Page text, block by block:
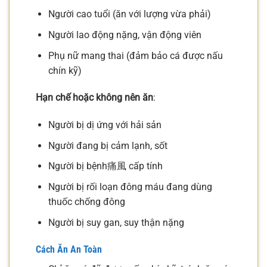
Người cao tuổi (ăn với lượng vừa phải)
Người lao động nặng, vận động viên
Phụ nữ mang thai (đảm bảo cá được nấu
chín kỹ)
Hạn chế hoặc không nên ăn:
Người bị dị ứng với hải sản
Người đang bị cảm lạnh, sốt
Người bị bệnh痛風 cấp tính
Người bị rối loạn đông máu đang dùng
thuốc chống đông
Người bị suy gan, suy thận nặng
Cách Ăn An Toàn